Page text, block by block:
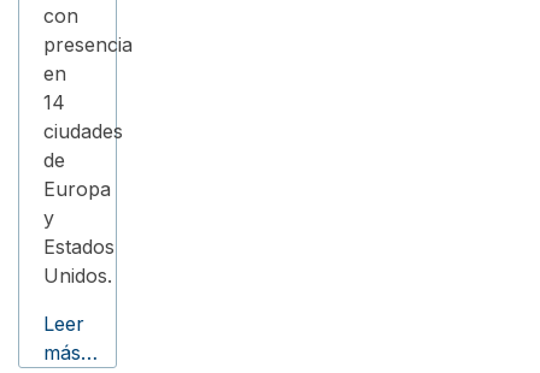
con
presencia
en
14
ciudades
de
Europa
y
Estados
Unidos.
Leer
más…